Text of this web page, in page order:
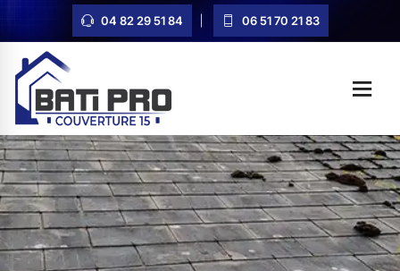
04 82 29 51 84 06 51 70 21 83